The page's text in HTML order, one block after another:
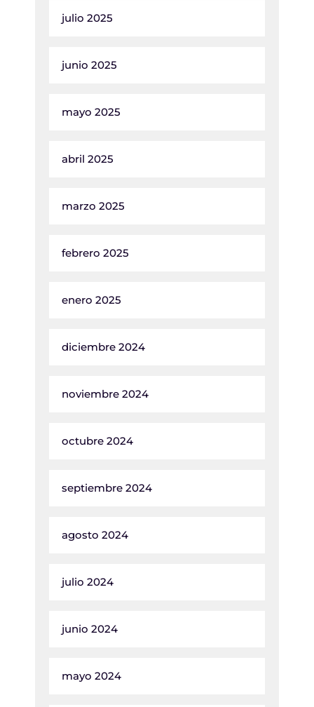
julio 2025
junio 2025
mayo 2025
abril 2025
marzo 2025
febrero 2025
enero 2025
diciembre 2024
noviembre 2024
octubre 2024
septiembre 2024
agosto 2024
julio 2024
junio 2024
mayo 2024